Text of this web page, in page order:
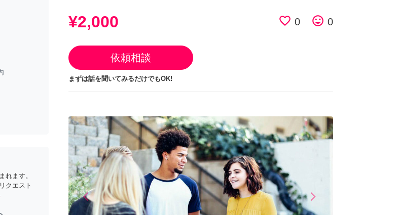
れます。
クエスト
¥2,000 favorite_border 0 tag_faces 0
依頼相談
まずは話を聞いてみるだけでもOK!
arrow_back_iosPrevious arrow_forward_iosNext